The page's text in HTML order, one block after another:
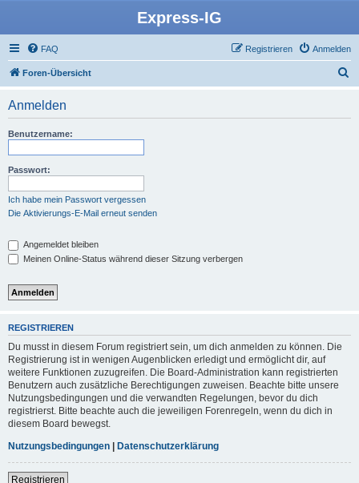
Express-IG
FAQ Anmelden
Registrieren
Foren-Übersicht
Anmelden
Benutzername:
Passwort:
Ich habe mein Passwort vergessen
Die Aktivierungs-E-Mail erneut senden
Angemeldet bleiben
Meinen Online-Status während dieser Sitzung verbergen
REGISTRIEREN
Du musst in diesem Forum registriert sein, um dich anmelden zu können. Die
Registrierung ist in wenigen Augenblicken erledigt und ermöglicht dir, auf
weitere Funktionen zuzugreifen. Die Board-Administration kann registrierten
Benutzern auch zusätzliche Berechtigungen zuweisen. Beachte bitte unsere
Nutzungsbedingungen und die verwandten Regelungen, bevor du dich
registrierst. Bitte beachte auch die jeweiligen Forenregeln, wenn du dich in
diesem Board bewegst.
Nutzungsbedingungen | Datenschutzerklärung
Registrieren